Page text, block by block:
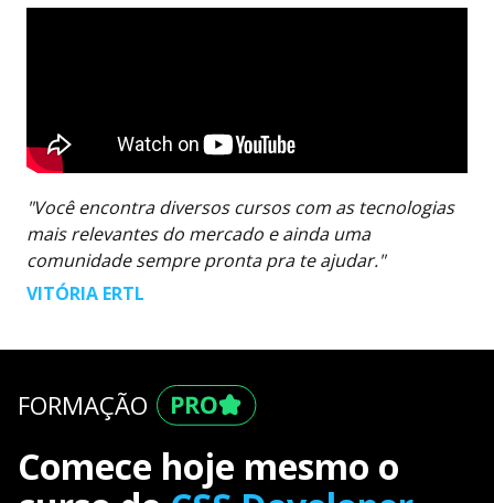
"Você encontra diversos cursos com as tecnologias
mais relevantes do mercado e ainda uma
comunidade sempre pronta pra te ajudar."
VITÓRIA ERTL
FORMAÇÃO
Comece hoje mesmo o